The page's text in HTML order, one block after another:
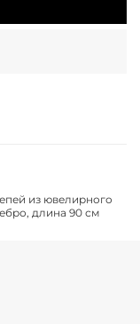
из ювелирного
длина 90 см